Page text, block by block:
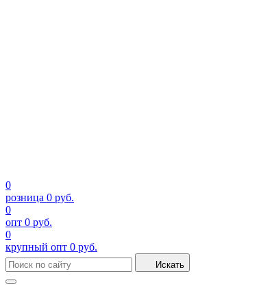
0
розница 0 руб.
0
опт 0 руб.
0
крупный опт 0 руб.
Искать